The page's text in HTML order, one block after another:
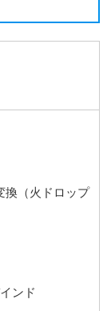
換（火ドロップ
ンド